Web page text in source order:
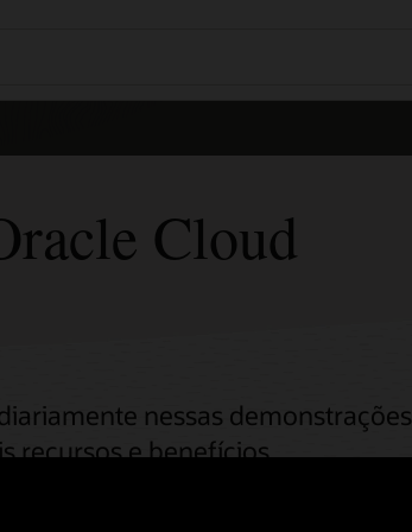
Cloud
nessas demonstrações
recursos e benefícios.